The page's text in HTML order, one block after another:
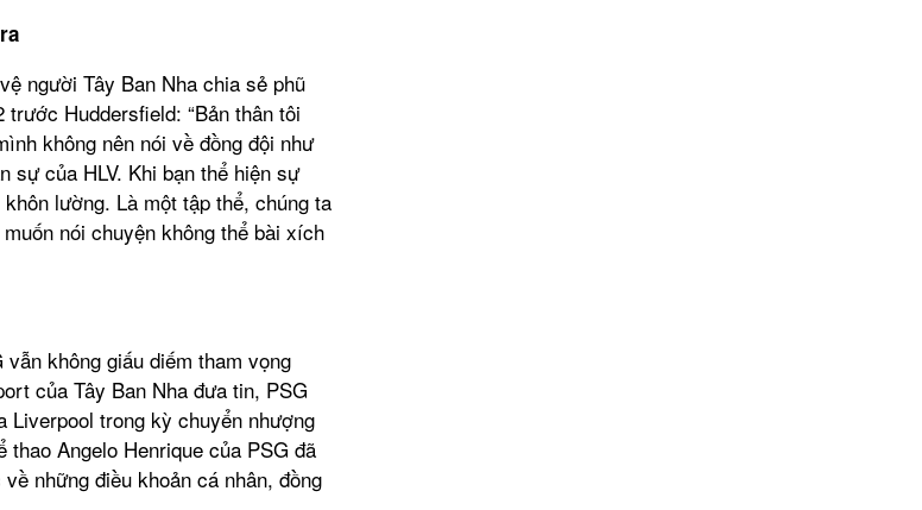
người Tây Ban Nha chia sẻ phũ
Huddersfield: “Bản thân tôi
không nên nói về đồng đội như
của HLV. Khi bạn thể hiện sự
lường. Là một tập thể, chúng ta
nói chuyện không thể bài xích
không giấu diếm tham vọng
của Tây Ban Nha đưa tin, PSG
Liverpool trong kỳ chuyển nhượng
Angelo Henrique của PSG đã
những điều khoản cá nhân, đồng